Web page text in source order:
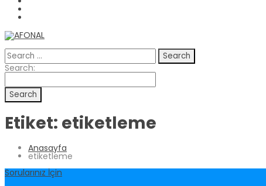
Search
for:
Search
for:
Search:
Etiket: etiketleme
Anasayfa
etiketleme
Sorularınız İçin